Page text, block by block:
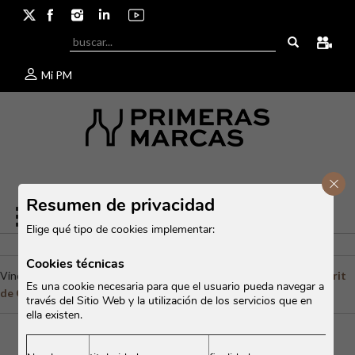
Mi PM
Vinos del Mundo
L’Esprit
de Chevalier rouge 2023
Resumen de privacidad
Elige qué tipo de cookies implementar:
Cookies técnicas
Es una cookie necesaria para que el usuario pueda navegar a
través del Sitio Web y la utilización de los servicios que en
ella existen.